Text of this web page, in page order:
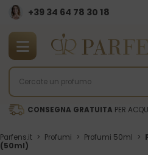
+39 34 64 78 30 18
CONSEGNA GRATUITA PER
Parfens.it > Profumi > Profumi 50ml >
(50ml)